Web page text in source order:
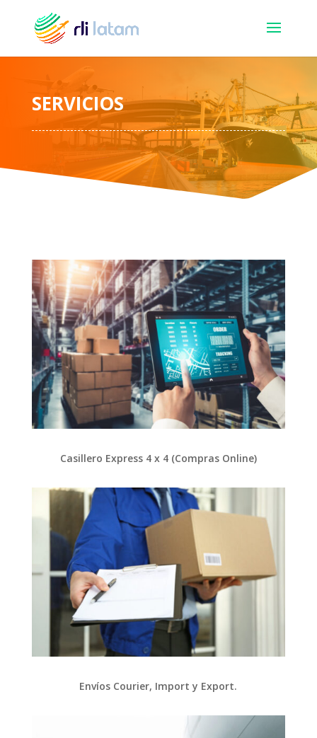
SERVICIOS
Casillero Express 4 x 4 (Compras Online)
Envíos Courier, Import y Export.